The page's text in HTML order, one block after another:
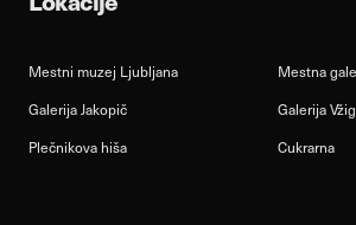
Mestni muzej Ljubljana
Mestna
Galerija Jakopič
Galerija
Plečnikova hiša
Cukrarna